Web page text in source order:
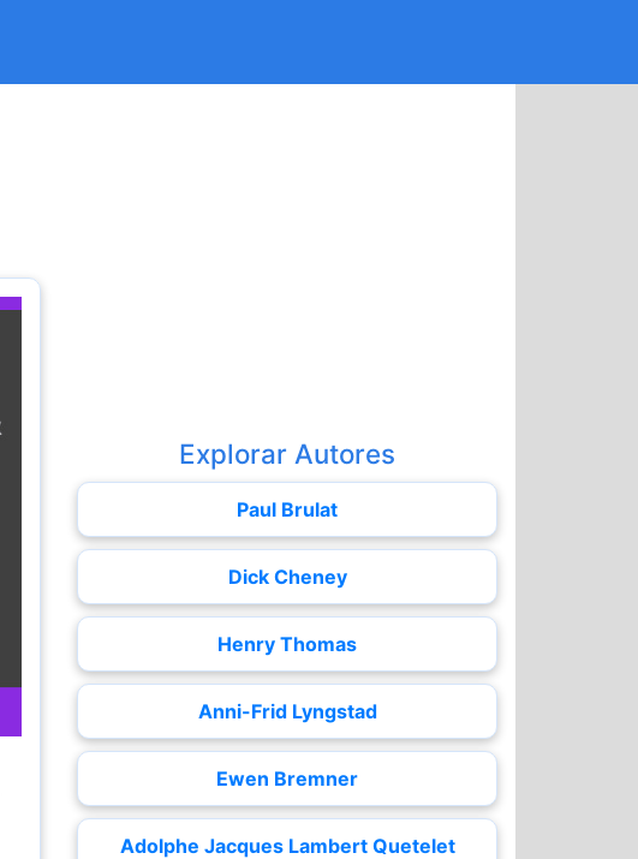
Explorar Autores
Paul Brulat
Dick Cheney
Henry Thomas
Anni-Frid Lyngstad
Ewen Bremner
Adolphe Jacques Lambert Quetelet